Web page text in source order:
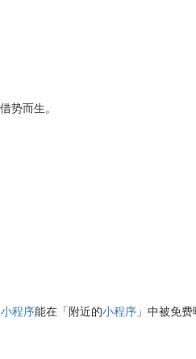
势而生。
小程序能在「附近的小程序 」中被免费